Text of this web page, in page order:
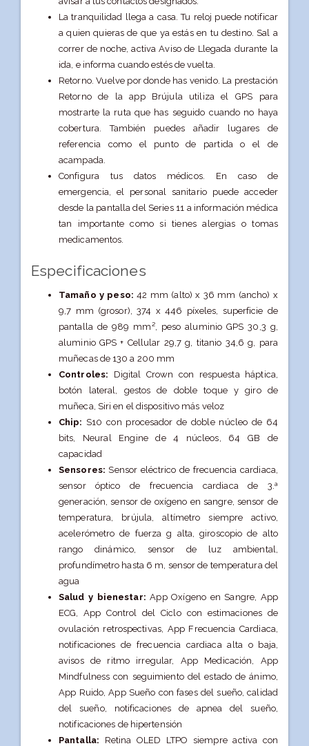
La tranquilidad llega a casa. Tu reloj puede notificar
a quien quieras de que ya estás en tu destino. Sal a
correr de noche, activa Aviso de Llegada durante la
ida, e informa cuando estés de vuelta.
Retorno. Vuelve por donde has venido. La prestación
Retorno de la app Brújula utiliza el GPS para
mostrarte la ruta que has seguido cuando no haya
cobertura. También puedes añadir lugares de
referencia como el punto de partida o el de
acampada.
Configura tus datos médicos. En caso de
emergencia, el personal sanitario puede acceder
desde la pantalla del Series 11 a información médica
tan importante como si tienes alergias o tomas
medicamentos.
Especificaciones
Tamaño y peso: 42 mm (alto) x 36 mm (ancho) x
9,7 mm (grosor), 374 x 446 píxeles, superficie de
pantalla de 989 mm², peso aluminio GPS 30,3 g,
aluminio GPS + Cellular 29,7 g, titanio 34,6 g, para
muñecas de 130 a 200 mm
Controles: Digital Crown con respuesta háptica,
botón lateral, gestos de doble toque y giro de
muñeca, Siri en el dispositivo más veloz
Chip: S10 con procesador de doble núcleo de 64
bits, Neural Engine de 4 núcleos, 64 GB de
capacidad
Sensores: Sensor eléctrico de frecuencia cardiaca,
sensor óptico de frecuencia cardiaca de 3.ª
generación, sensor de oxígeno en sangre, sensor de
temperatura, brújula, altímetro siempre activo,
acelerómetro de fuerza g alta, giroscopio de alto
rango dinámico, sensor de luz ambiental,
profundímetro hasta 6 m, sensor de temperatura del
agua
Salud y bienestar: App Oxígeno en Sangre, App
ECG, App Control del Ciclo con estimaciones de
ovulación retrospectivas, App Frecuencia Cardiaca,
notificaciones de frecuencia cardiaca alta o baja,
avisos de ritmo irregular, App Medicación, App
Mindfulness con seguimiento del estado de ánimo,
App Ruido, App Sueño con fases del sueño, calidad
del sueño, notificaciones de apnea del sueño,
notificaciones de hipertensión
Pantalla: Retina OLED LTPO siempre activa con